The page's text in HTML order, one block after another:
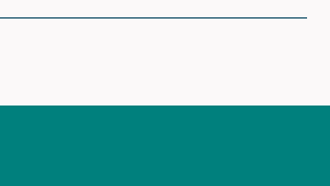
EN ES PT